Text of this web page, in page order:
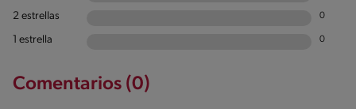
2 estrellas 0
1 estrella 0
Comentarios (0)